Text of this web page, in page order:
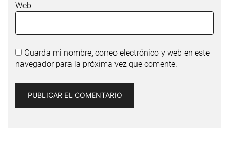
Web
Guarda mi nombre, correo electrónico y web en este
navegador para la próxima vez que comente.